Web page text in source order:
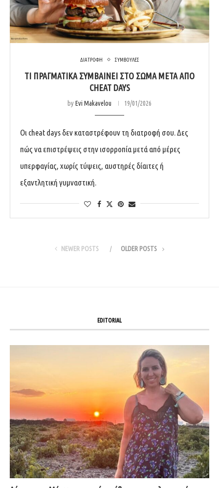
ΔΙΑΤΡΟΦΗ ΣΥΜΒΟΥΛΕΣ
ΤΙ ΠΡΑΓΜΑΤΙΚΆ ΣΥΜΒΑΊΝΕΙ ΣΤΟ ΣΏΜΑ ΜΕΤΆ ΑΠΌ
CHEAT DAYS
byEvi Makavelou 19/01/2026
Οι cheat days δεν καταστρέφουν τη διατροφή σου. Δες
πώς να επιστρέψεις στην ισορροπία μετά από μέρες
υπερφαγίας, χωρίς τύψεις, αυστηρές δίαιτες ή
εξαντλητική γυμναστική.
NEWER POSTS OLDER POSTS
EDITORIAL